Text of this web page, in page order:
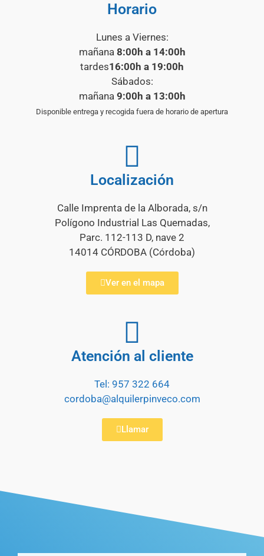
Horario
Lunes a Viernes:
mañana8:00h a 14:00h
tardes16:00h a 19:00h
Sábados:
mañana 9:00h a 13:00h
Disponible entrega y recogida fuera de horario de apertura
Localización
Calle Imprenta de la Alborada, s/n
Polígono Industrial Las Quemadas,
Parc. 112-113 D, nave 2
14014 CÓRDOBA (Córdoba)
Ver en el mapa
Atención al cliente
Tel: 957 322 664
cordoba@alquilerpinveco.com
Llamar